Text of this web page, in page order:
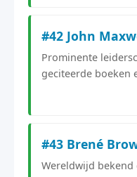
#42 John
Prominente
geciteerde boeken
#43 Brené
Wereldwijd